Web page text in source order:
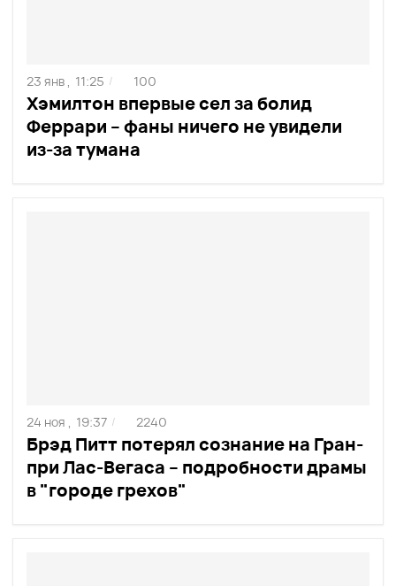
Хэмилтон впервые сел за болид
Феррари – фаны ничего не увидели
из-за тумана
23 янв , 11:25 / 100
Брэд Питт потерял сознание на Гран-
при Лас-Вегаса – подробности драмы
в "городе грехов"
24 ноя , 19:37 / 2240